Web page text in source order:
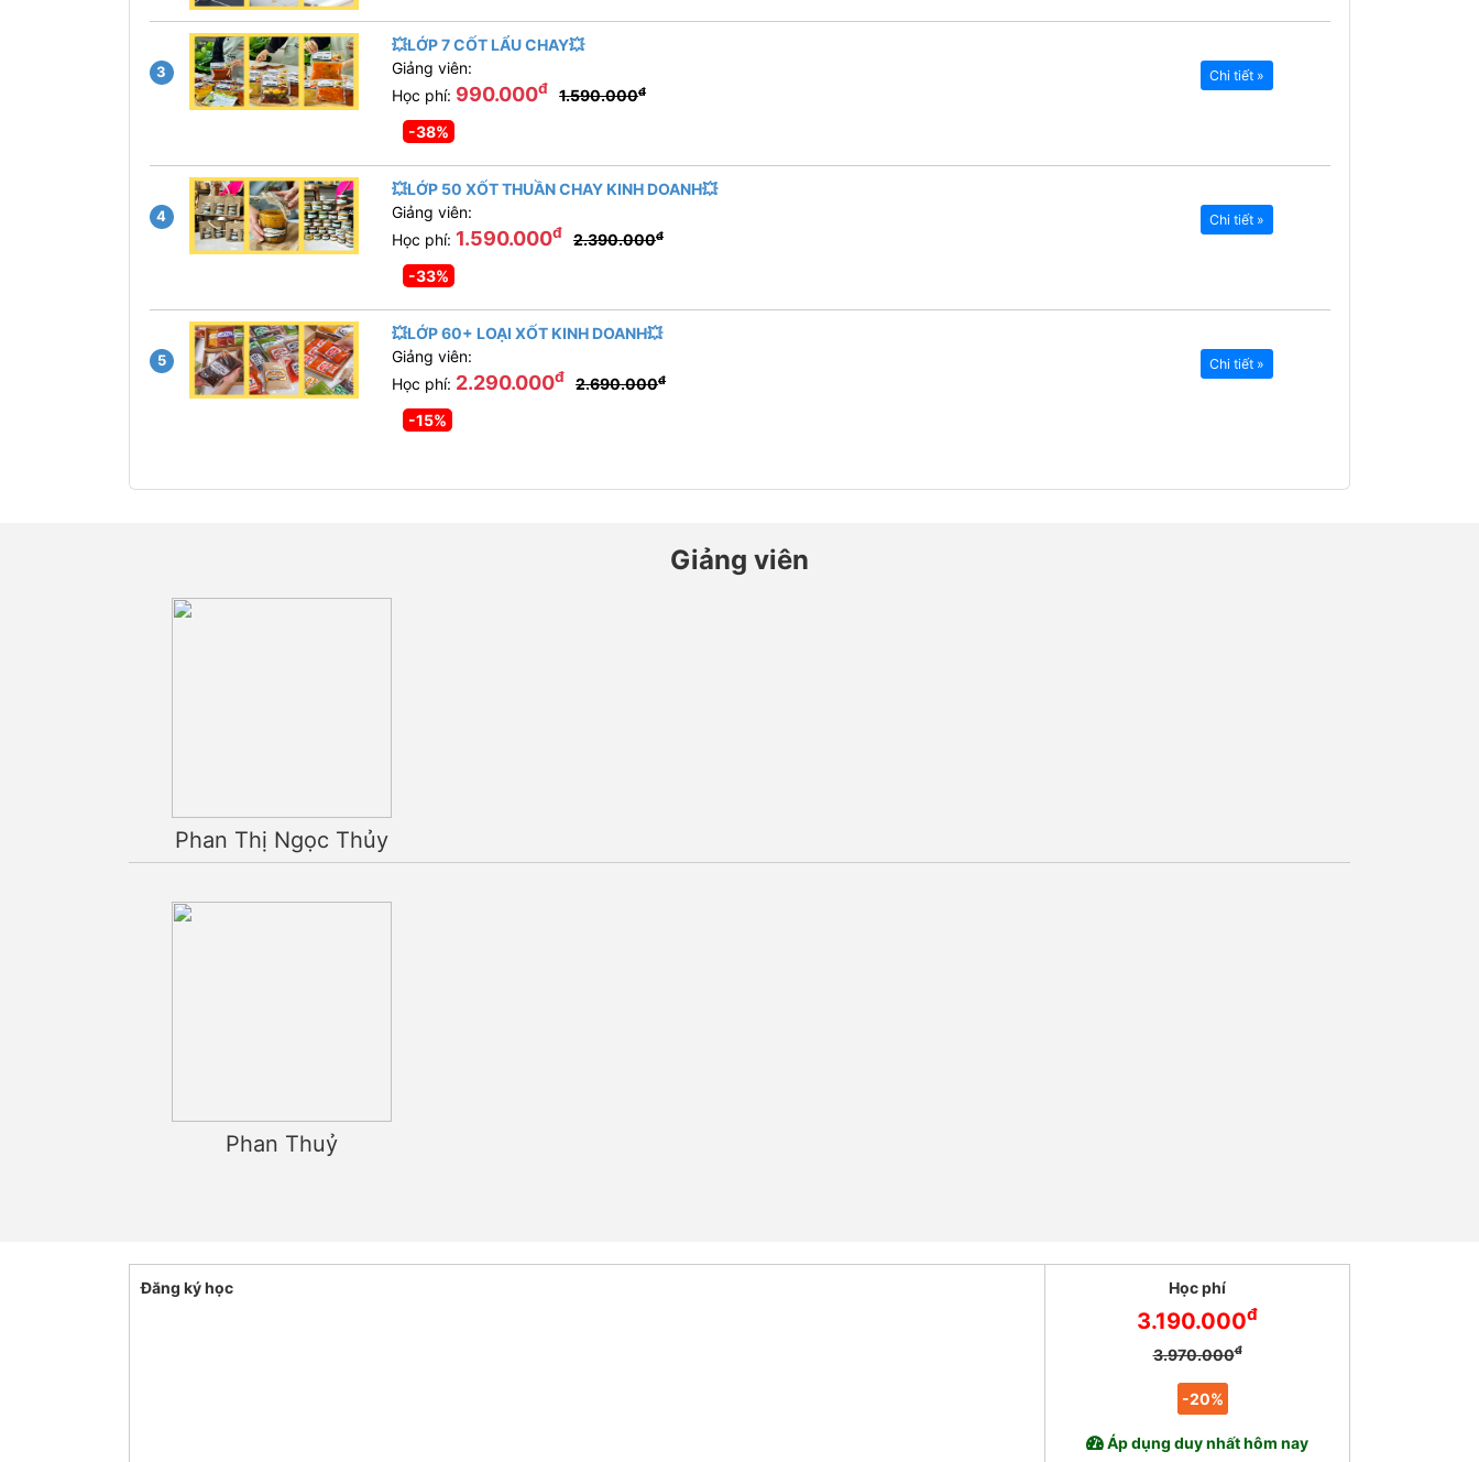
3
💥LỚP 7 CỐT LẨU CHAY💥
Giảng viên:
Học phí: 990.000đ 1.590.000đ
-38%
Chi tiết »
4
💥LỚP 50 XỐT THUẦN CHAY KINH DOANH💥
Giảng viên:
Học phí: 1.590.000đ 2.390.000đ
-33%
Chi tiết »
5
💥LỚP 60+ LOẠI XỐT KINH DOANH💥
Giảng viên:
Học phí: 2.290.000đ 2.690.000đ
-15%
Chi tiết »
Giảng viên
Phan Thị Ngọc Thủy
Phan Thuỷ
Đăng ký học Học phí
3.190.000đ
3.970.000đ
-20%
Áp dụng duy nhất hôm nay